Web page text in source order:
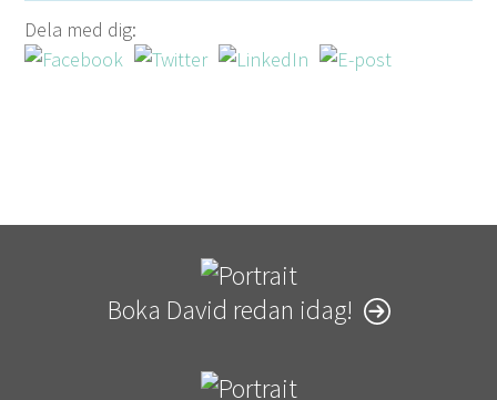
Dela med dig:
Boka David redan idag!